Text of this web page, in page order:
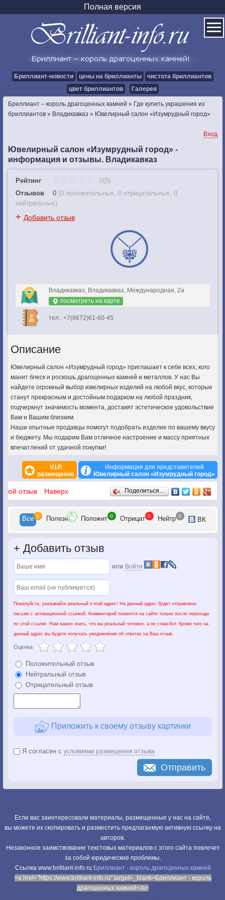
Полная версия
Бриллиант-новости цены на бриллианты
чистота бриллиантов
цвет бриллиантов
Галерея
Бриллиант – король драгоценных камней » Где купить украшения из
бриллиантов » Владикавказ » Ювелирный салон «Изумрудный город»
Вход
Ювелирный салон «Изумрудный город» -
информация и отзывы. Владикавказ
Рейтинг
0(0)
Отзывов
0 (0 положительных, 0 отрицательных, 0
нейтральных)
+ Добавить отзыв
Владикавказ, Владикавказ, Международная, 2а
посмотреть на карте
тел.: +7(8672)61-60-45
Описание
Ювелирный салон «Изумрудный город» приглашает к себе всех, кого
манит блеск и роскошь драгоценных камней и металлов. У нас Вы
найдете огромный выбор ювелирных изделий на любой вкус, которые
станут прекрасным и достойным подарком на любой праздник,
подчеркнут значимость момента, доставят эстетическое удовольствие
Вам и Вашим близким.
Наши опытные продавцы помогут подобрать изделие по вашему вкусу
и бюджету. Мы подарим Вам отличное настроение и массу приятных
впечатлений от удачной покупки!
V.I.P.
размещение
Информация для представителей
Ювелирный салон «Изумрудный город»
Отзывы
отзыв Наверх Поделиться…
Все 0 Полезн Положит 0 Отрицат 0 Нейтр 0 ВК
+ Добавить отзыв
или Войти
Пожалуйста, указывайте реальный e-mail адрес! На данный адрес будет отправлено
письмо с активационной ссылкой. Комментарий появится на сайте только после перехода
по этой ссылке. Нам важно знать, что вы реальный человек, а не спам-бот. Кроме того на
данный адрес вы будете получать уведомления об ответах на Ваш отзыв.
Оценка
Положительный отзыв
Нейтральный отзыв
Отрицательный отзыв
Приложить к своему отзыву картинки
Я согласен с условиями размещения отзыва
Отправить
Если вас заинтересовали материалы, размещенные у нас на сайте,
вы можете их скопировать и разместить предлагаемую активную ссылку на
авторов.
Незаконное заимствование текстовых материалов с этого сайта повлечет
за собой юридические проблемы.
Cсылка www.brilliant-info.ru Бриллиант - король драгоценных камней
<a href="https://www.brilliant-info.ru" target=_blank>Бриллиант - король
драгоценных камней</a>